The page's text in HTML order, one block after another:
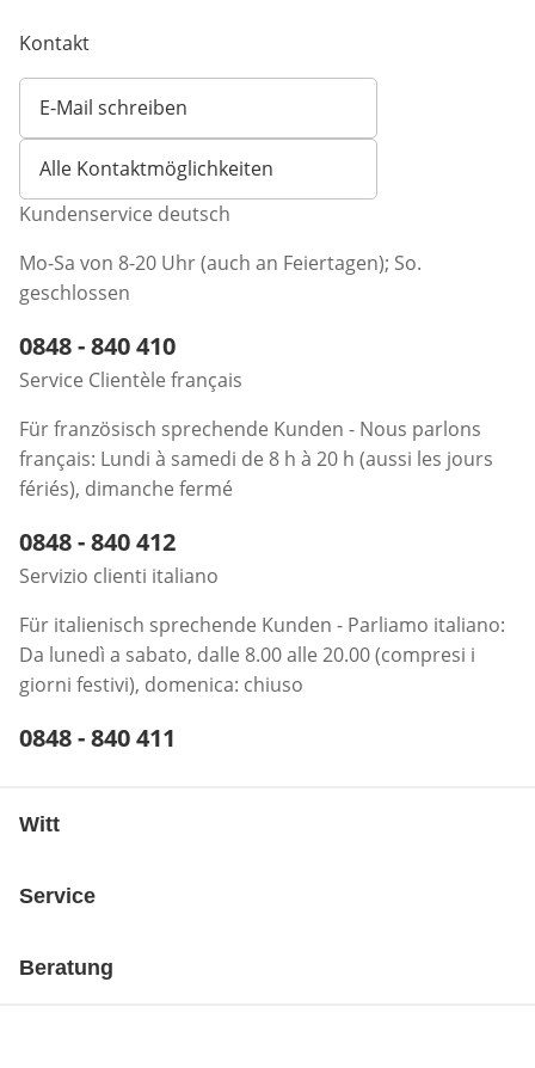
Kontakt
E-Mail schreiben
Öffnet E-Mail-Client
Alle Kontaktmöglichkeiten
Kundenservice deutsch
Mo-Sa von 8-20 Uhr (auch an Feiertagen); So.
geschlossen
Telefonnummer:
0848 - 840 410
Service Clientèle français
Für französisch sprechende Kunden - Nous parlons
français: Lundi à samedi de 8 h à 20 h (aussi les jours
fériés), dimanche fermé
Telefonnummer:
0848 - 840 412
Servizio clienti italiano
Für italienisch sprechende Kunden - Parliamo italiano:
Da lunedì a sabato, dalle 8.00 alle 20.00 (compresi i
giorni festivi), domenica: chiuso
Telefonnummer:
0848 - 840 411
Witt
Service
Beratung